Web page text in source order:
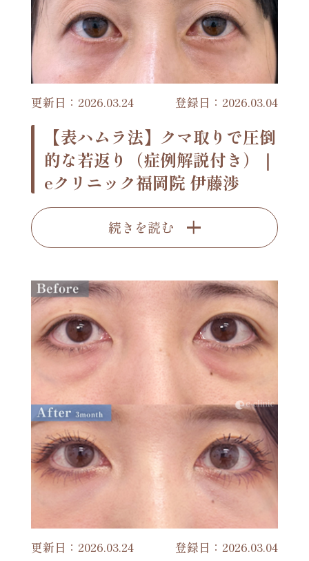
更新日：2026.03.24 登録日：2026.03.04
【表ハムラ法】クマ取りで圧倒
的な若返り（症例解説付き）｜
eクリニック福岡院 伊藤渉
続きを読む
更新日：2026.03.24 登録日：2026.03.04